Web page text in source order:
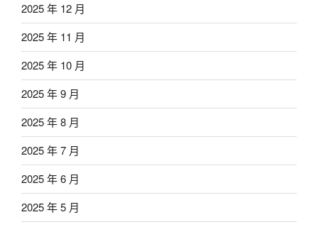
2025 年 12 月
2025 年 11 月
2025 年 10 月
2025 年 9 月
2025 年 8 月
2025 年 7 月
2025 年 6 月
2025 年 5 月